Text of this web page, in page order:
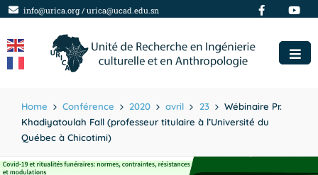
info@urica.org / urica@ucad.edu.sn
Home Conférence 2020 avril 23
Wébinaire Pr.
Khadiyatoulah Fall (professeur titulaire à l’Université du
Québec à Chicotimi)